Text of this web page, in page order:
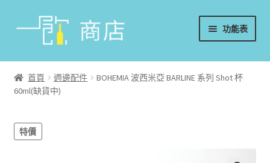
功能表
首頁
葡萄酒
香檳/氣泡酒
首頁 週邊配件
BOHEMIA 波西米亞 BARLINE 系列 Shot 杯
60ml(缺貨中)
特價